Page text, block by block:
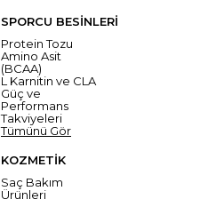
SPORCU BESİNLERİ
Protein Tozu
Amino Asit
(BCAA)
L Karnitin ve CLA
Güç ve
Performans
Takviyeleri
Tümünü Gör
KOZMETİK
Saç Bakım
Ürünleri